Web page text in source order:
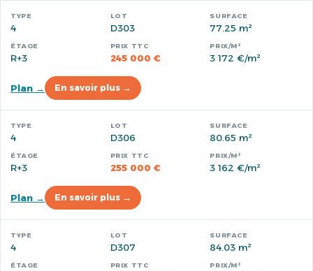
4 D303 77.25 m²
R+3 245 000 € 3 172 €/m²
Plan → En savoir plus →
4 D306 80.65 m²
R+3 255 000 € 3 162 €/m²
Plan → En savoir plus →
4 D307 84.03 m²